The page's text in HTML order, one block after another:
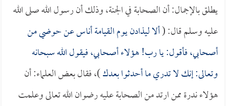
يطلق بالإجمال: أن الصحابة في الجنة، وذلك أن رسول الله صلى الله
عليه وسلم قال: (ألا ليذادن يوم القيامة أناس عن حوضي من
أصحابي، فأقول: يا رب! هؤلاء أصحابي، فيقول الله سبحانه
وتعالى: إنك لا تدري ما أحدثوا بعدك)، فقال بعض العلماء: أن
هؤلاء ندرة ممن ارتد من الصحابة عليه رضوان الله تعالى وعلمت